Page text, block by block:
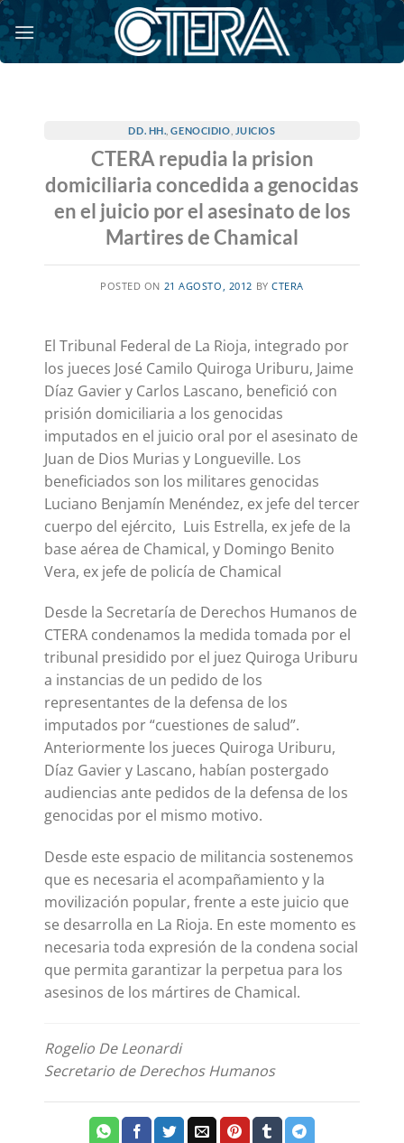
Saltar
al
contenido
DD. HH. ,GENOCIDIO JUICIOS
CTERA repudia la prision
domiciliaria concedida a genocidas
en el juicio por el asesinato de los
Martires de Chamical
POSTED ON 21 AGOSTO, 2012 BYCTERA
El Tribunal Federal de La Rioja, integrado por
los jueces José Camilo Quiroga Uriburu, Jaime
Díaz Gavier y Carlos Lascano, benefició con
prisión domiciliaria a los genocidas
imputados en el juicio oral por el asesinato de
Juan de Dios Murias y Longueville. Los
beneficiados son los militares genocidas
Luciano Benjamín Menéndez, ex jefe del tercer
cuerpo del ejército, Luis Estrella, ex jefe de la
base aérea de Chamical, y Domingo Benito
Vera, ex jefe de policía de Chamical
Desde la Secretaría de Derechos Humanos de
CTERA condenamos la medida tomada por el
tribunal presidido por el juez Quiroga Uriburu
a instancias de un pedido de los
representantes de la defensa de los
imputados por “cuestiones de salud”.
Anteriormente los jueces Quiroga Uriburu,
Díaz Gavier y Lascano, habían postergado
audiencias ante pedidos de la defensa de los
genocidas por el mismo motivo.
Desde este espacio de militancia sostenemos
que es necesaria el acompañamiento y la
movilización popular, frente a este juicio que
se desarrolla en La Rioja. En este momento es
necesaria toda expresión de la condena social
que permita garantizar la perpetua para los
asesinos de los mártires de Chamical.
Rogelio De Leonardi
Secretario de Derechos Humanos